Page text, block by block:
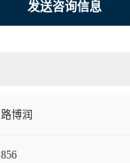
发送咨询信息
路博润
856